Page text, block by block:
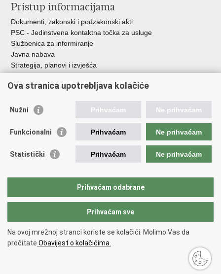
Pristup informacijama
Dokumenti, zakonski i podzakonski akti
PSC - Jedinstvena kontaktna točka za usluge
Službenica za informiranje
Javna nabava
Strategija, planovi i izvješća
Korisne poveznice
Vlada RH
ASOO
CARNET
Copyright © 2026 Ministarstvo znanosti, obrazovanja i mladih.
korištenjaIzjava o pristupačnosti
Ova stranica upotrebljava kolačiće
Nužni Prihvaćam Ne prihvaćam
Funkcionalni Prihvaćam Ne prihvaćam
Statistički Prihvaćam Ne prihvaćam
Prihvaćam odabrane
Prihvaćam sve
Na ovoj mrežnoj stranci koriste se kolačići. Molimo Vas da
pročitate Obavijest o kolačićima.